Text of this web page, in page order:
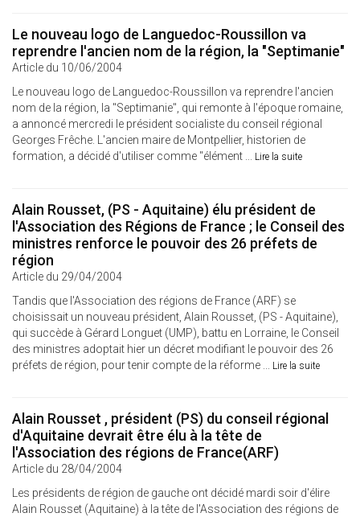
Le nouveau logo de Languedoc-Roussillon va
reprendre l'ancien nom de la région, la "Septimanie"
Article du 10/06/2004
Le nouveau logo de Languedoc-Roussillon va reprendre l'ancien
nom de la région, la "Septimanie", qui remonte à l'époque romaine,
a annoncé mercredi le président socialiste du conseil régional
Georges Frêche. L'ancien maire de Montpellier, historien de
formation, a décidé d'utiliser comme "élément ... Lire la suite
Alain Rousset, (PS - Aquitaine) élu président de
l'Association des Régions de France ; le Conseil des
ministres renforce le pouvoir des 26 préfets de
région
Article du 29/04/2004
Tandis que l'Association des régions de France (ARF) se
choisissait un nouveau président, Alain Rousset, (PS - Aquitaine),
qui succède à Gérard Longuet (UMP), battu en Lorraine, le Conseil
des ministres adoptait hier un décret modifiant le pouvoir des 26
préfets de région, pour tenir compte de la réforme ... Lire la suite
Alain Rousset , président (PS) du conseil régional
d'Aquitaine devrait être élu à la tête de
l'Association des régions de France(ARF)
Article du 28/04/2004
Les présidents de région de gauche ont décidé mardi soir d'élire
Alain Rousset (Aquitaine) à la tête de l'Association des régions de